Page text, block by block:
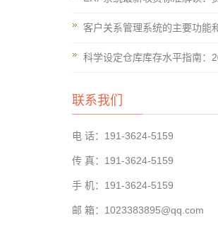
联系我们
电 话：191-3624-5159
传 真：191-3624-5159
手 机：191-3624-5159
邮 箱：1023383895@qq.com